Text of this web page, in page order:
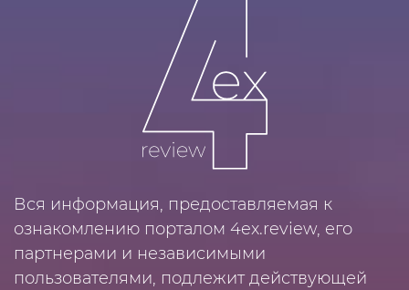
Вся информация, предоставляемая к
ознакомлению порталом 4ex.review, его
партнерами и независимыми
пользователями, подлежит действующей